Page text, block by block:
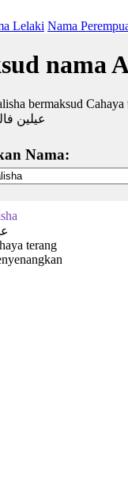
Lelaki Nama
nama
bermaksud
عيلين
Nama:
terang